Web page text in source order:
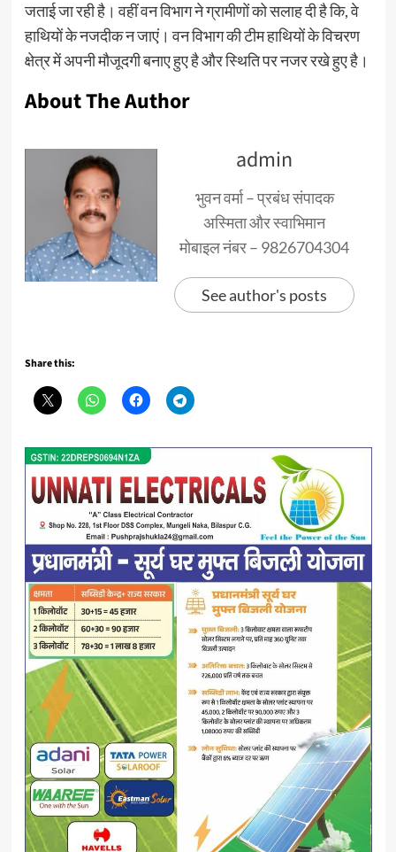
जताई जा रही है। वहीं वन विभाग ने ग्रामीणों को सलाह दी है कि, वे
हाथियों के नजदीक न जाएं। वन विभाग की टीम हाथियों के विचरण
क्षेत्र में अपनी मौजूदगी बनाए हुए है और स्थिति पर नजर रखे हुए है।
About The Author
admin
भुवन वर्मा – प्रबंध संपादक
अस्मिता और स्वाभिमान
मोबाइल नंबर – 9826704304
See author's posts
Share this: